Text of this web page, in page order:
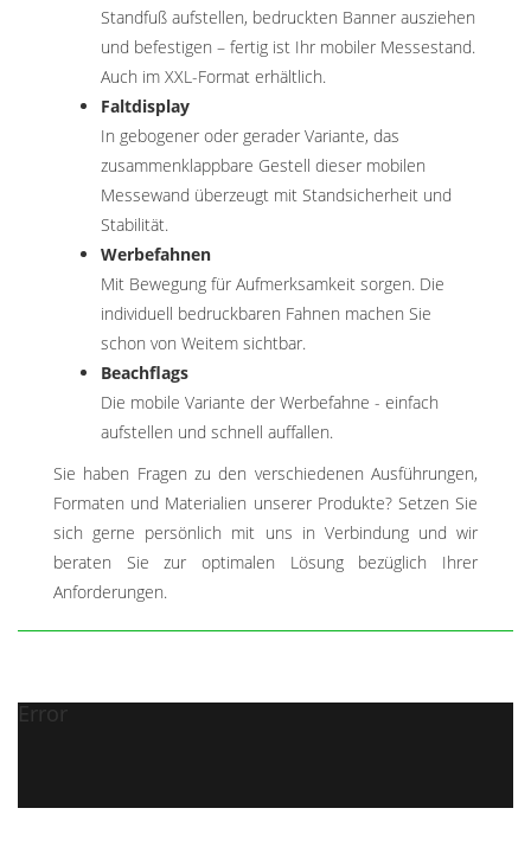
Standfuß aufstellen, bedruckten Banner ausziehen
und befestigen – fertig ist Ihr mobiler Messestand.
Auch im XXL-Format erhältlich.
Faltdisplay
In gebogener oder gerader Variante, das
zusammenklappbare Gestell dieser mobilen
Messewand überzeugt mit Standsicherheit und
Stabilität.
Werbefahnen
Mit Bewegung für Aufmerksamkeit sorgen. Die
individuell bedruckbaren Fahnen machen Sie
schon von Weitem sichtbar.
Beachflags
Die mobile Variante der Werbefahne - einfach
aufstellen und schnell auffallen.
Sie haben Fragen zu den verschiedenen Ausführungen,
Formaten und Materialien unserer Produkte? Setzen Sie
sich gerne persönlich mit uns in Verbindung und wir
beraten Sie zur optimalen Lösung bezüglich Ihrer
Anforderungen.
Error